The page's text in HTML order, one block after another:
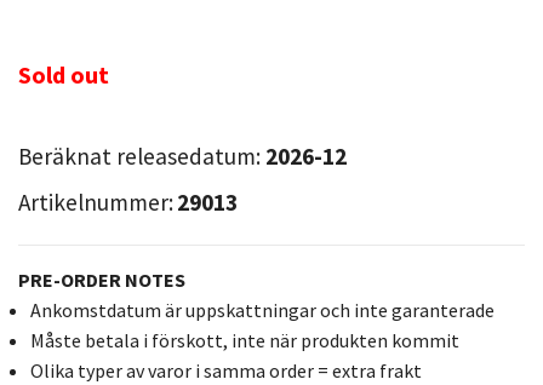
Sold out
Beräknat releasedatum: 2026-12
Artikelnummer:29013
PRE-ORDER NOTES
Ankomstdatum är uppskattningar och inte garanterade
Måste betala i förskott, inte när produkten kommit
Olika typer av varor i samma order = extra frakt